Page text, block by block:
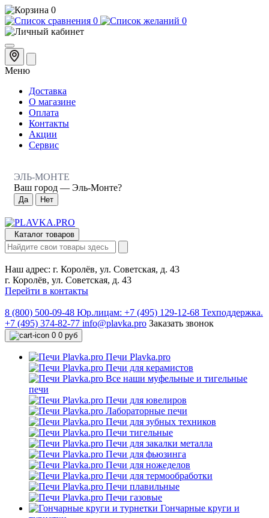
0
0
0
Меню
Доставка
О магазине
Оплата
Контакты
Акции
Сервис
ЭЛЬ-МОНТЕ
Ваш город — Эль-Монте?
Каталог товаров
Наш адрес: г. Королёв, ул. Советская, д. 43
г. Королёв, ул. Советская, д. 43
Перейти в контакты
8 (800) 500-09-48 Юр.лицам: +7 (495) 129-12-68 Техподдержка.
+7 (495) 374-82-77 info@plavka.pro Заказать звонок
0 0 руб
Печи Plavka.pro
Печи для керамистов
Все наши муфельные и тигельные
печи
Печи для ювелиров
Лабораторные печи
Печи для зубных техников
Печи тигельные
Печи для закалки металла
Печи для фьюзинга
Печи для ножеделов
Печи для термообработки
Печи плавильные
Печи газовые
Гончарные круги и